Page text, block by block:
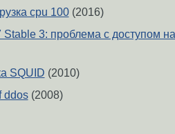
cpu 100(2016)
Stable 3: проблема с доступом
SQUID (2010)
ddos(2008)